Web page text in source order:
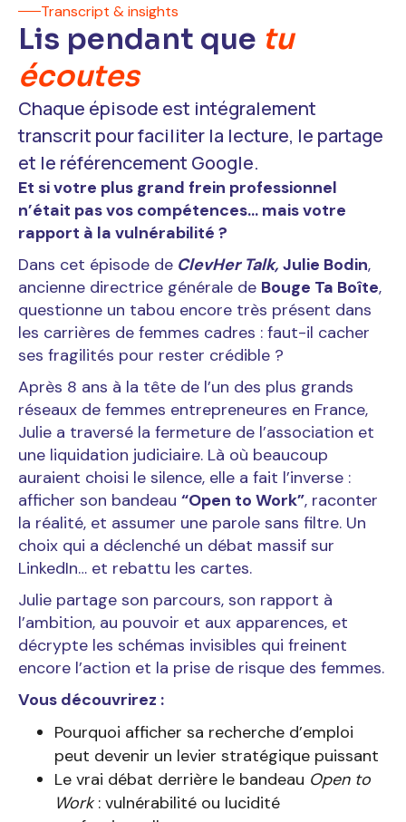
Transcript & insights
Lis pendant que tu
écoutes
Chaque épisode est intégralement
transcrit pour faciliter la lecture, le partage
et le référencement Google.
Et si votre plus grand frein professionnel
n’était pas vos compétences… mais votre
rapport à la vulnérabilité ?
Dans cet épisode de ClevHer Talk, Julie Bodin,
ancienne directrice générale de Bouge Ta Boîte,
questionne un tabou encore très présent dans
les carrières de femmes cadres : faut-il cacher
ses fragilités pour rester crédible ?
Après 8 ans à la tête de l’un des plus grands
réseaux de femmes entrepreneures en France,
Julie a traversé la fermeture de l’association et
une liquidation judiciaire. Là où beaucoup
auraient choisi le silence, elle a fait l’inverse :
afficher son bandeau “Open to Work”, raconter
la réalité, et assumer une parole sans filtre. Un
choix qui a déclenché un débat massif sur
LinkedIn… et rebattu les cartes.
Julie partage son parcours, son rapport à
l’ambition, au pouvoir et aux apparences, et
décrypte les schémas invisibles qui freinent
encore l’action et la prise de risque des femmes.
Vous découvrirez :
Pourquoi afficher sa recherche d’emploi
peut devenir un levier stratégique puissant
Le vrai débat derrière le bandeau Open to
Work: vulnérabilité ou lucidité